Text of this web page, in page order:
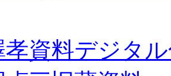
孝資料デジタ